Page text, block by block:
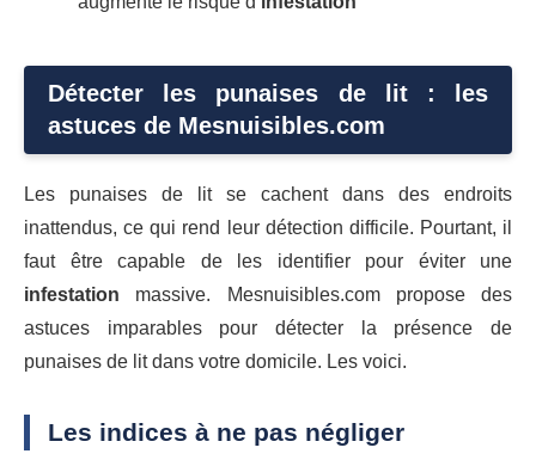
Détecter les punaises de lit : les
astuces de Mesnuisibles.com
Les punaises de lit se cachent dans des endroits
inattendus, ce qui rend leur détection difficile. Pourtant, il
faut être capable de les identifier pour éviter une
infestation massive. Mesnuisibles.com propose des
astuces imparables pour détecter la présence de
punaises de lit dans votre domicile. Les voici.
Les indices à ne pas négliger